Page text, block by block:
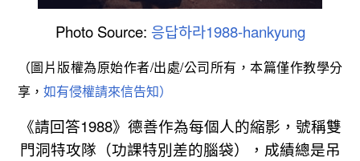
Photo Source: 응답하라1988-hankyung
（圖片版權為原始作者/出處/公司所有，本篇僅作教學分
享， 如有侵權請來信告知）
《請回答1988》德善作為每個人的縮影，號稱雙
門洞特攻隊（功課特別差的腦袋），成績總是吊